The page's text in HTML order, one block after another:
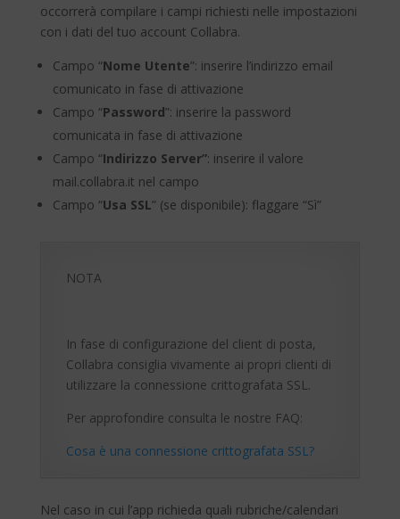
occorrerà compilare i campi richiesti nelle impostazioni
con i dati del tuo account Collabra.
Campo “Nome Utente”: inserire l’indirizzo email
comunicato in fase di attivazione
Campo “Password”: inserire la password
comunicata in fase di attivazione
Campo “Indirizzo Server”: inserire il valore
mail.collabra.it nel campo
Campo “Usa SSL” (se disponibile): flaggare “Sì”
NOTA
In fase di configurazione del client di posta,
Collabra consiglia vivamente ai propri clienti di
utilizzare la connessione crittografata SSL.
Per approfondire consulta le nostre FAQ:
Cosa è una connessione crittografata SSL?
Nel caso in cui l’app richieda quali rubriche/calendari